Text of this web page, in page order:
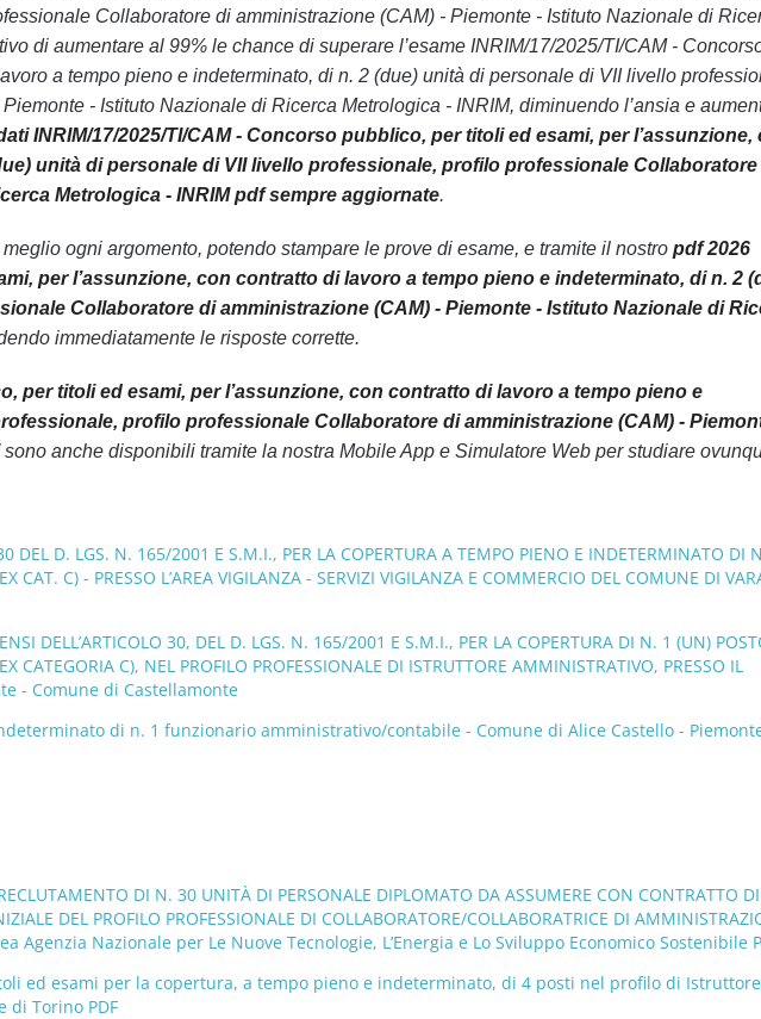
Collaboratore di amministrazione (CAM) - Piemonte - Istituto Nazionale di
di aumentare al 99% le chance di superare l’esame INRIM/17/2025/TI/CAM -
a tempo pieno e indeterminato, di n. 2 (due) unità di personale di VII livello
- Istituto Nazionale di Ricerca Metrologica - INRIM, diminuendo l’ansia e
INRIM/17/2025/TI/CAM - Concorso pubblico, per titoli ed esami, per l’assunzione,
unità di personale di VII livello professionale, profilo professionale Collaboratore
Metrologica - INRIM pdf sempre aggiornate.
ogni argomento, potendo stampare le prove di esame, e tramite il nostro pdf 2026
per l’assunzione, con contratto di lavoro a tempo pieno e indeterminato, di n. 2
Collaboratore di amministrazione (CAM) - Piemonte - Istituto Nazionale di
immediatamente le risposte corrette.
per titoli ed esami, per l’assunzione, con contratto di lavoro a tempo pieno e
profilo professionale Collaboratore di amministrazione (CAM) -
sono anche disponibili tramite la nostra Mobile App e Simulatore Web per studiare
DEL D. LGS. N. 165/2001 E S.M.I., PER LA COPERTURA A TEMPO PIENO E INDETERMINATO DI
CAT. C) - PRESSO L’AREA VIGILANZA - SERVIZI VIGILANZA E COMMERCIO DEL COMUNE DI
DELL’ARTICOLO 30, DEL D. LGS. N. 165/2001 E S.M.I., PER LA COPERTURA DI N. 1 (UN)
CATEGORIA C), NEL PROFILO PROFESSIONALE DI ISTRUTTORE AMMINISTRATIVO, PRESSO IL
- Comune di Castellamonte
di n. 1 funzionario amministrativo/contabile - Comune di Alice Castello -
DI N. 30 UNITÀ DI PERSONALE DIPLOMATO DA ASSUMERE CON CONTRATTO DI
DEL PROFILO PROFESSIONALE DI COLLABORATORE/COLLABORATRICE DI
Agenzia Nazionale per Le Nuove Tecnologie, L’Energia e Lo Sviluppo Economico Sostenibile
ed esami per la copertura, a tempo pieno e indeterminato, di 4 posti nel profilo di Istruttore
di Torino PDF